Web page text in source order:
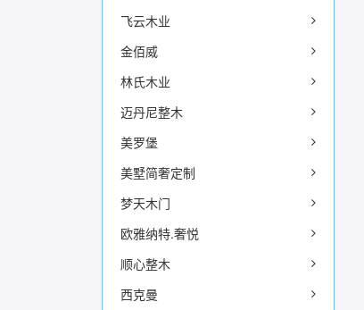
飞云木业
金佰威
林氏木业
迈丹尼整木
美罗堡
美墅简奢定制
梦天木门
欧雅纳特.奢悦
顺心整木
西克曼